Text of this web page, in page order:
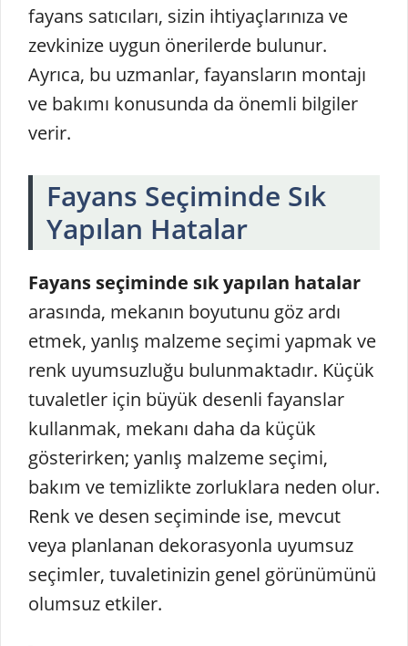
fayans satıcıları, sizin ihtiyaçlarınıza ve
zevkinize uygun önerilerde bulunur.
Ayrıca, bu uzmanlar, fayansların montajı
ve bakımı konusunda da önemli bilgiler
verir.
Fayans Seçiminde Sık
Yapılan Hatalar
Fayans seçiminde sık yapılan hatalar
arasında, mekanın boyutunu göz ardı
etmek, yanlış malzeme seçimi yapmak ve
renk uyumsuzluğu bulunmaktadır. Küçük
tuvaletler için büyük desenli fayanslar
kullanmak, mekanı daha da küçük
gösterirken; yanlış malzeme seçimi,
bakım ve temizlikte zorluklara neden olur.
Renk ve desen seçiminde ise, mevcut
veya planlanan dekorasyonla uyumsuz
seçimler, tuvaletinizin genel görünümünü
olumsuz etkiler.